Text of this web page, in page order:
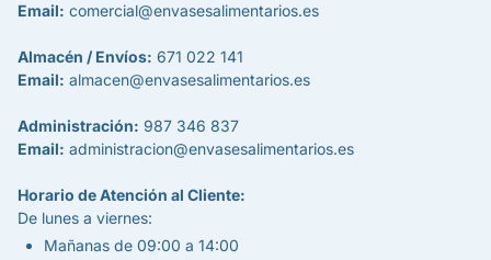
Email: comercial@envasesalimentarios.es
Almacén / Envíos: 671 022 141
Email: almacen@envasesalimentarios.es
Administración: 987 346 837
Email: administracion@envasesalimentarios.es
Horario de Atención al Cliente:
De lunes a viernes:
Mañanas de 09:00 a 14:00